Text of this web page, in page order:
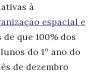
à
espacial e
que 100% dos
do 1º ano do
de dezembro